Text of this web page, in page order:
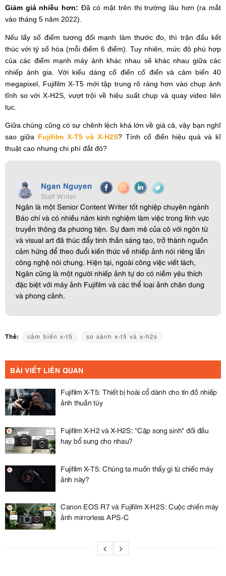
Giảm giá nhiều hơn: Đã có mặt trên thị trường lâu hơn (ra mắt
vào tháng 5 năm 2022).
Nếu lấy số điểm tương đối mạnh làm thước đo, thì trận đấu kết
thúc với tỷ số hòa (mỗi điểm 6 điểm). Tuy nhiên, mức độ phù hợp
của các điểm mạnh máy ảnh khác nhau sẽ khác nhau giữa các
nhiếp ảnh gia. Với kiểu dáng cổ điển cổ điển và cảm biến 40
megapixel, Fujifilm X-T5 mới tập trung rõ ràng hơn vào chụp ảnh
tĩnh so với X-H2S, vượt trội về hiệu suất chụp và quay video liên
tục.
Giữa chúng cũng có sự chênh lệch khá lớn về giá cả, vậy bạn nghĩ
sao giữa Fujifilm X-T5 và X-H2S? Tính cổ điển hiệu quả và kĩ
thuật cao nhưng chi phí đắt đỏ?
Ngan Nguyen
Staff Writer
Ngân là một Senior Content Writer tốt nghiệp chuyên ngành
Báo chí và có nhiều năm kinh nghiệm làm việc trong lĩnh vực
truyền thông đa phương tiện. Sự đam mê của cô với ngôn từ
và visual art đã thúc đẩy tinh thần sáng tạo, trở thành nguồn
cảm hứng để theo đuổi kiến thức về nhiếp ảnh nói riêng lẫn
công nghệ nói chung. Hiện tại, ngoài công việc viết lách,
Ngân cũng là một người nhiếp ảnh tự do có niềm yêu thích
đặc biệt với máy ảnh Fujifilm và các thể loại ảnh chân dung
và phong cảnh.
Thẻ: cảm biến x-t5 so sánh x-t5 và x-h2s
BÀI VIẾT LIÊN QUAN
Fujifilm X-T5: Thiết bị hoài cổ dành cho tín đồ nhiếp
ảnh thuần túy
Fujifilm X-H2 và X-H2S: "Cặp song sinh" đối đầu
hay bổ sung cho nhau?
Fujifilm X-T5: Chúng ta muốn thấy gì từ chiếc máy
ảnh này?
Canon EOS R7 và Fujifilm X-H2S: Cuộc chiến máy
ảnh mirrorless APS-C